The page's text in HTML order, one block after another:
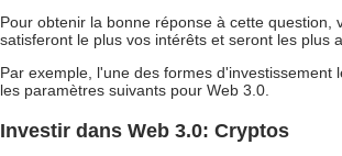
Pour obtenir la bonne réponse à cette
satisferont le plus vos intérêts et seront les plus
Par exemple, l'une des formes
les paramètres suivants pour Web 3.0.
Investir dans Web 3.0: Cryptos